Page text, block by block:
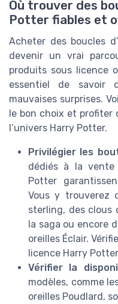
Où trouver des
Potter fiables et
Acheter des boucles
devenir un vrai
produits sous licence
essentiel de savoir
mauvaises surprises.
le bon choix et profiter
l’univers Harry Potter.
Privilégier les
dédiés à la
Potter
Vous y trouverez
sterling, des clous
la saga ou encore
oreilles Éclair.
licence Harry
Vérifier la
modèles, comme
oreilles Poudlard,